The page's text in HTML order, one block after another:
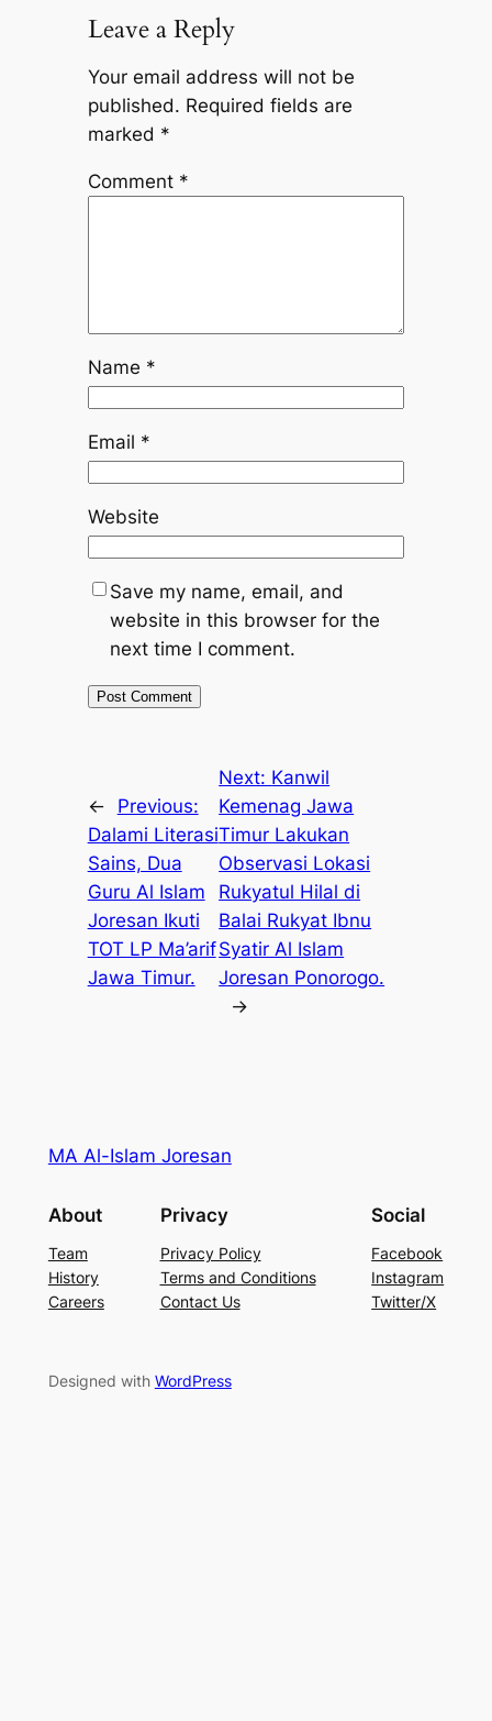
Leave a Reply
Your email address will not be
published. Required fields are
marked *
Comment *
Name *
Email *
Website
Save my name, email, and
website in this browser for the
next time I comment.
←
Previous:
Dalami Literasi
Sains, Dua
Guru Al Islam
Joresan Ikuti
TOT LP Ma’arif
Jawa Timur.
Next: Kanwil
Kemenag Jawa
Timur Lakukan
Observasi Lokasi
Rukyatul Hilal di
Balai Rukyat Ibnu
Syatir Al Islam
Joresan Ponorogo.
→
MA Al-Islam Joresan
About
Team
History
Careers
Privacy
Privacy Policy
Terms and Conditions
Contact Us
Social
Facebook
Instagram
Twitter/X
Designed with WordPress